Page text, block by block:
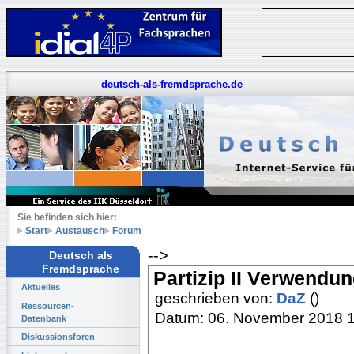
deutsch-als-fremdsprache.de
Sie befinden sich hier:
Start
Austausch Forum
Deutsch als
Fremdsprache
Aktuelles
Ressourcen-
Datenbank
Diskussionsforen
-->
Partizip II
geschrieben von: DaZ ()
Datum: 06. November 2018